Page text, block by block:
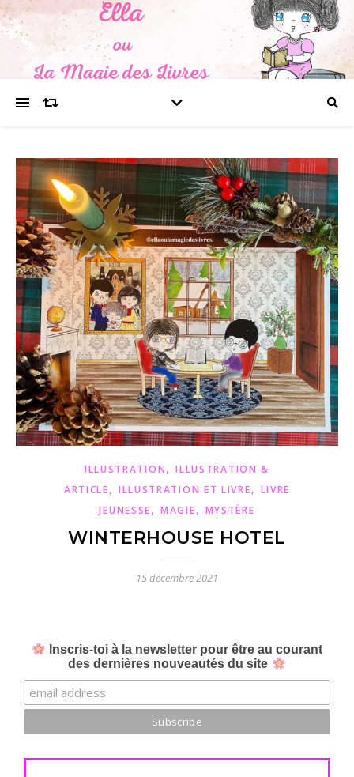
ILLUSTRATION,ILLUSTRATION &
ARTICLE, ILLUSTRATION ET LIVRE, LIVRE
JEUNESSE,MAGIE, MYSTÈRE
WINTERHOUSE HOTEL
15 décembre 2021
Inscris-toi à la newsletter pour être au courant
des dernières nouveautés du site